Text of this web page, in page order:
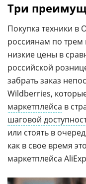
Три
Покупка техники в
россиянам по
низкие цены в
российской
забрать заказ
Wildberries,
маркетплейса в
шаговой
или стоять в
как в свое время
маркетплейса